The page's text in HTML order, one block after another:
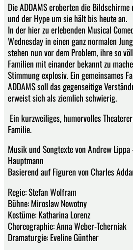
Die ADDAMS eroberten die
und der Hype um sie hält bis heute an.
In der hier zu erlebenden Musical
Wednesday in einen ganz normalen
stehen nun vor dem Problem, ihre so
Familien mit einander bekannt zu
Stimmung explosiv. Ein gemeinsames
ADDAMS soll das gegenseitige
erweist sich als ziemlich schwierig.
Ein kurzweiliges, humorvolles
Familie.
Musik und Songtexte von Andrew
Hauptmann
Basierend auf Figuren von Charles
Regie: Stefan Wolfram
Bühne: Miroslaw Nowotny
Kostüme: Katharina Lorenz
Choreographie: Anna Weber-Tcherniak
Dramaturgie: Eveline Günther